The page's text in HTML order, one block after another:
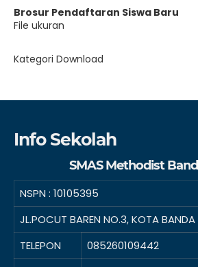
Brosur Pendaftaran Siswa Baru
File ukuran
Kategori Download
Info Sekolah
SMAS Methodist
NSPN : 10105395
JL.POCUT BAREN NO.3, KOTA BANDA
TELEPON
085260109442